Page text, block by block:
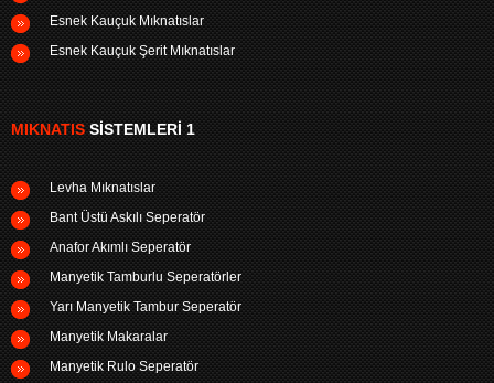
Esnek Kauçuk Mıknatıslar
Esnek Kauçuk Şerit Mıknatıslar
MIKNATISSISTEMLERI 1
Levha Mıknatıslar
Bant Üstü Askılı Seperatör
Anafor Akımlı Seperatör
Manyetik Tamburlu Seperatörler
Yarı Manyetik Tambur Seperatör
Manyetik Makaralar
Manyetik Rulo Seperatör